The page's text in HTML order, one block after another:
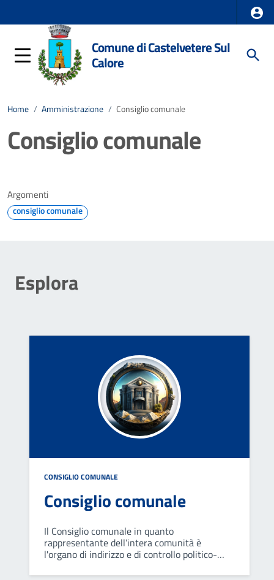
Comune di Castelvetere Sul
Calore
Home / Amministrazione / Consiglio comunale
Consiglio comunale
Argomenti
consiglio comunale
Esplora
CONSIGLIO COMUNALE
Consiglio comunale
Il Consiglio comunale in quanto
rappresentante dell’intera comunità è
l'organo di indirizzo e di controllo politico-